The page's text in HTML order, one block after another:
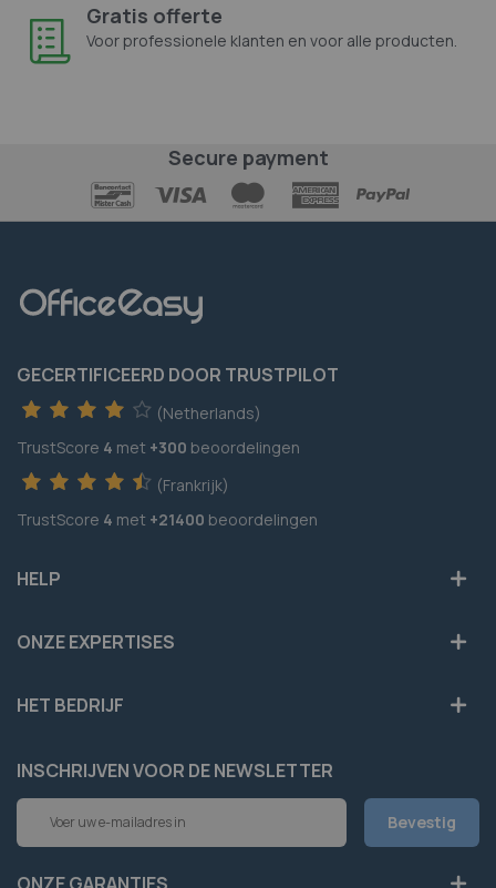
Gratis offerte
Voor professionele klanten en voor alle producten.
Secure payment
GECERTIFICEERD DOOR TRUSTPILOT
(Netherlands)
TrustScore 4 met +300 beoordelingen
(Frankrijk)
TrustScore 4 met +21400 beoordelingen
HELP
ONZE EXPERTISES
HET BEDRIJF
INSCHRIJVEN VOOR DE NEWSLETTER
Abonneer
op
onze
Bevestig